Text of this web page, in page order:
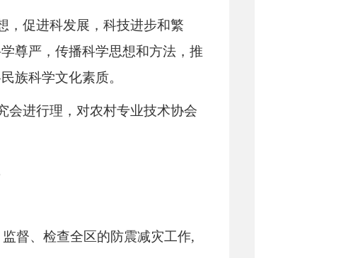
，促进科发展，科技进步和繁
尊严，传播科学思想和方法，推
族科学文化素质。
会进行理，对农村专业技术协会
督、检查全区的防震减灾工作,